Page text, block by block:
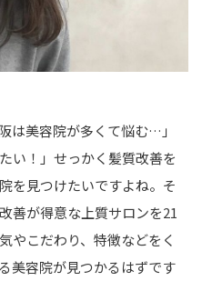
は美容院が多くて悩む…」
い！」せっかく髪質改善を
を見つけたいですよね。そ
善が得意な上質サロンを21
やこだわり、特徴などをく
美容院が見つかるはずです